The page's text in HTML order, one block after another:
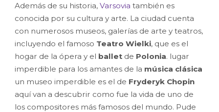
Además de su historia, Varsovia también es
conocida por su cultura y arte. La ciudad cuenta
con numerosos museos, galerías de arte y teatros,
incluyendo el famoso Teatro Wielki, que es el
hogar de la ópera y el ballet de Polonia. lugar
imperdible para los amantes de la música clásica
un museo imperdible es el de Fryderyk Chopin
aquí van a descubrir como fue la vida de uno de
los compositores más famosos del mundo. Pude